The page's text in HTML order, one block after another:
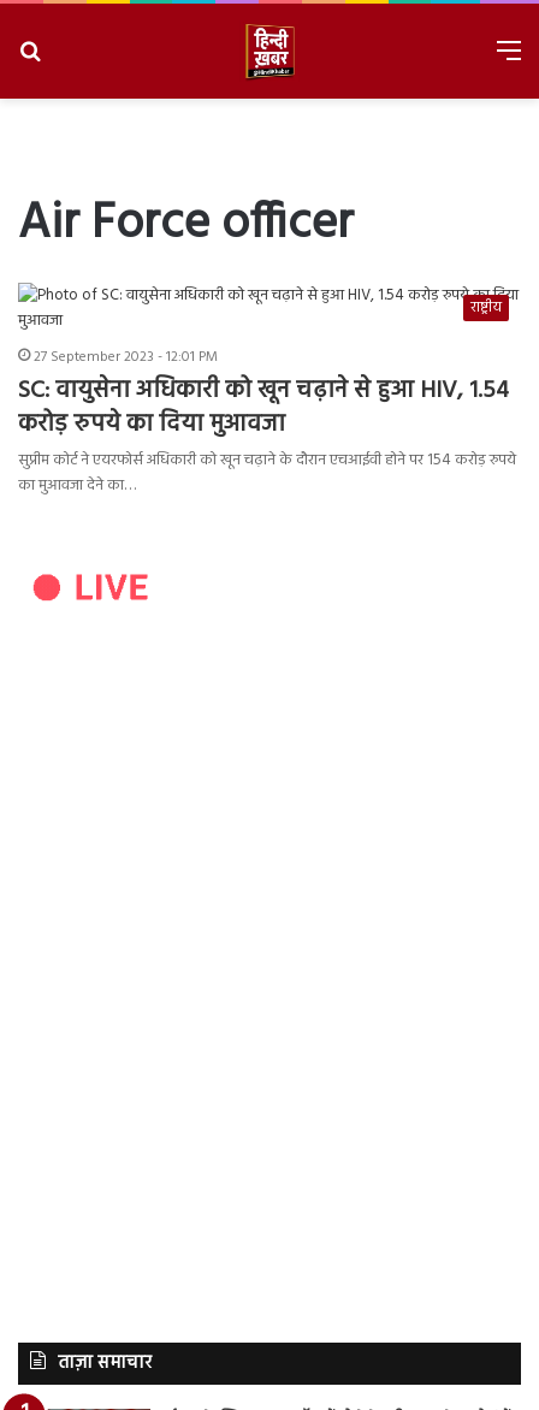
Air Force officer
राष्ट्रीय
27 September 2023 - 12:01 PM
SC: वायुसेना अधिकारी को खून चढ़ाने से हुआ HIV, 1.54
करोड़ रुपये का दिया मुआवजा
सुप्रीम कोर्ट ने एयरफोर्स अधिकारी को खून चढ़ाने के दौरान एचआईवी होने पर 154 करोड़ रुपये
का मुआवजा देने का…
ताज़ा समाचार